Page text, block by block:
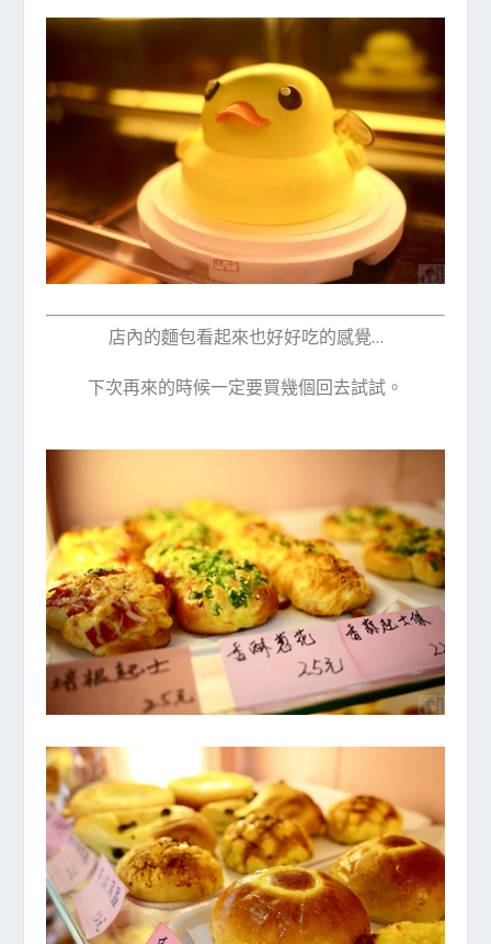
店內的麵包看起來也好好吃的感覺…
下次再來的時候一定要買幾個回去試試。